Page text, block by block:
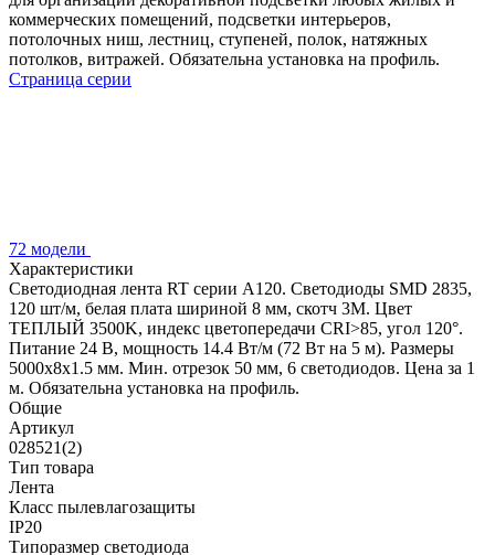
коммерческих помещений, подсветки интерьеров,
потолочных ниш, лестниц, ступеней, полок, натяжных
потолков, витражей. Обязательна установка на профиль.
Страница серии
72 модели
Характеристики
Светодиодная лента RT серии A120. Светодиоды SMD 2835,
120 шт/м, белая плата шириной 8 мм, скотч 3M. Цвет
ТЕПЛЫЙ 3500K, индекс цветопередачи CRI>85, угол 120°.
Питание 24 В, мощность 14.4 Вт/м (72 Вт на 5 м). Размеры
5000x8x1.5 мм. Мин. отрезок 50 мм, 6 светодиодов. Цена за 1
м. Обязательна установка на профиль.
Общие
Артикул
028521(2)
Тип товара
Лента
Класс пылевлагозащиты
IP20
Типоразмер светодиода